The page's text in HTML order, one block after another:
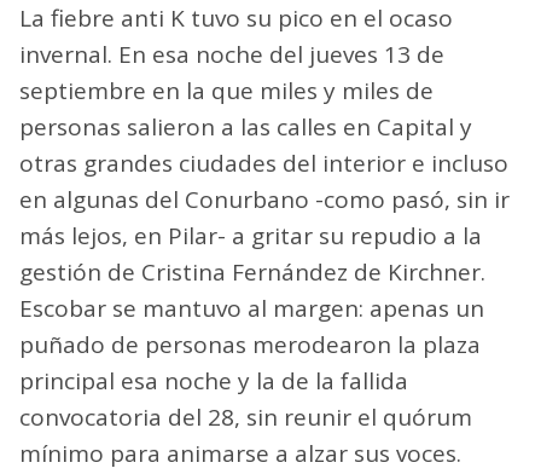
La fiebre anti K tuvo su pico en el ocaso
invernal. En esa noche del jueves 13 de
septiembre en la que miles y miles de
personas salieron a las calles en Capital y
otras grandes ciudades del interior e incluso
en algunas del Conurbano -como pasó, sin ir
más lejos, en Pilar- a gritar su repudio a la
gestión de Cristina Fernández de Kirchner.
Escobar se mantuvo al margen: apenas un
puñado de personas merodearon la plaza
principal esa noche y la de la fallida
convocatoria del 28, sin reunir el quórum
mínimo para animarse a alzar sus voces.